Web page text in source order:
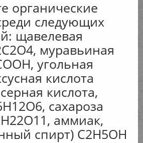
органические
следующих
щавелевая
муравьиная
угольная
кислота
кислота,
сахароза
аммиак,
спирт) С2Н5ОН